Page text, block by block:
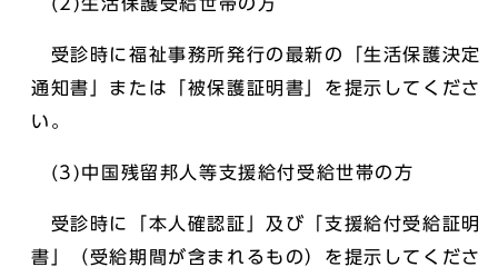
受診時に福祉事務所発行の最新の「生活保護決定
通知書」または「被保護証明書」を提示してくださ
い。
(3)中国残留邦人等支援給付受給世帯の方
受診時に「本人確認証」及び「支援給付受給証明
書」（受給期間が含まれるもの）を提示してくださ